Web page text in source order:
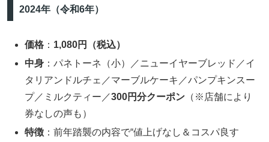
2024年（令和6年）
価格 ： 1,080円（税込）
中身 ：パネトーネ（小）／ニューイヤーブレッド／イ
タリアンドルチェ／マーブルケーキ／パンプキンスー
プ／ミルクティー／300円分クーポン （※店舗により
券なしの声も）
特徴 ：前年踏襲の内容で“値上げなし＆コスパ良す